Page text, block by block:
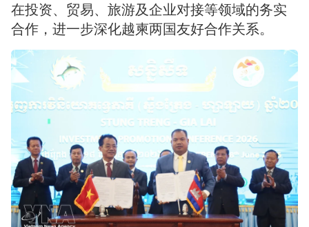
在投资、贸易、旅游及企业对接等领域的务实
合作，进一步深化越柬两国友好合作关系。